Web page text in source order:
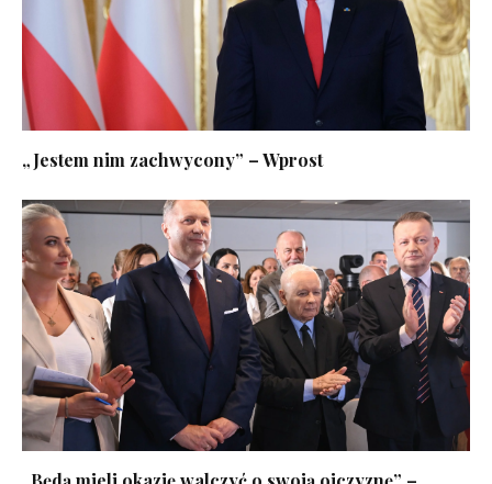
„Jestem nim zachwycony” – Wprost